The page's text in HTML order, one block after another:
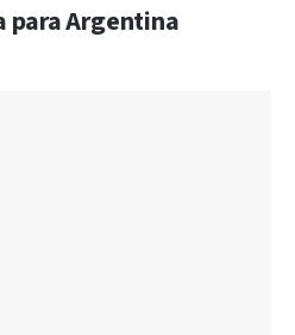
para Argentina